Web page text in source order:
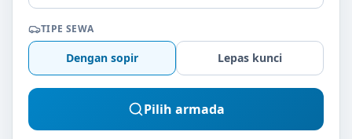
TIPE SEWA
Dengan sopir Lepas kunci
Pilih armada